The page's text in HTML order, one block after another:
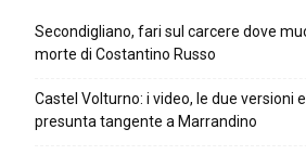
Secondigliano, fari sul carcere dove
morte di Costantino Russo
Castel Volturno: i video, le due versioni
presunta tangente a Marrandino